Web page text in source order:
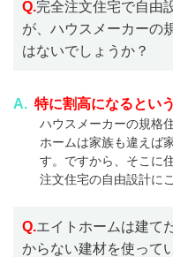
Q.完全注文住宅で自由
が、ハウスメーカーの
はないでしょうか？
A. 特に割高になるとい
ハウスメーカーの規格
ホームは家族も違えば
す。ですから、そこに
注文住宅の自由設計に
Q.エイトホームは建て
からない建材を使って